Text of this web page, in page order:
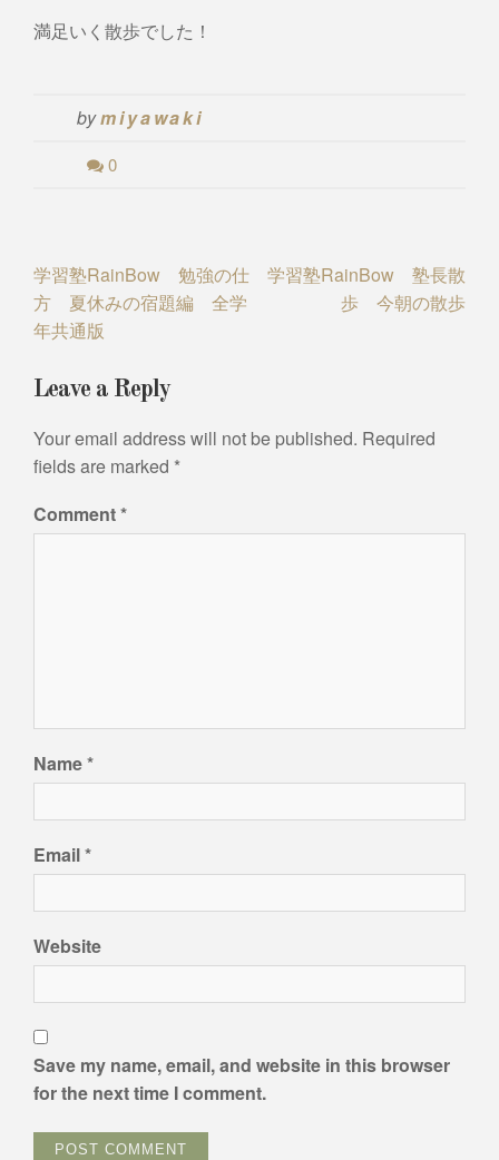
満足いく散歩でした！
bymiyawaki
0
Post
navigation
学習塾RainBow 勉強の仕
方 夏休みの宿題編 全学
年共通版
学習塾RainBow 塾長散
歩 今朝の散歩
Leave a Reply
Your email address will not be published. Required
fields are marked *
Comment*
Name*
Email*
Website
Save my name, email, and website in this browser
for the next time I comment.